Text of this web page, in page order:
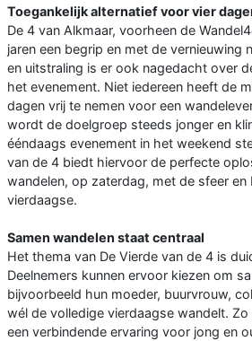
Toegankelijk alternatief voor vier
De 4 van Alkmaar, voorheen de
jaren een begrip en met de vernieuwing
en uitstraling is er ook nagedacht over
het evenement. Niet iedereen heeft de
dagen vrij te nemen voor een
wordt de doelgroep steeds jonger en
ééndaags evenement in het weekend
van de 4 biedt hiervoor de perfecte
wandelen, op zaterdag, met de sfeer en
vierdaagse.
Samen wandelen staat centraal
Het thema van De Vierde van de 4 is
Deelnemers kunnen ervoor kiezen om
bijvoorbeeld hun moeder, buurvrouw,
wél de volledige vierdaagse wandelt.
een verbindende ervaring voor jong en